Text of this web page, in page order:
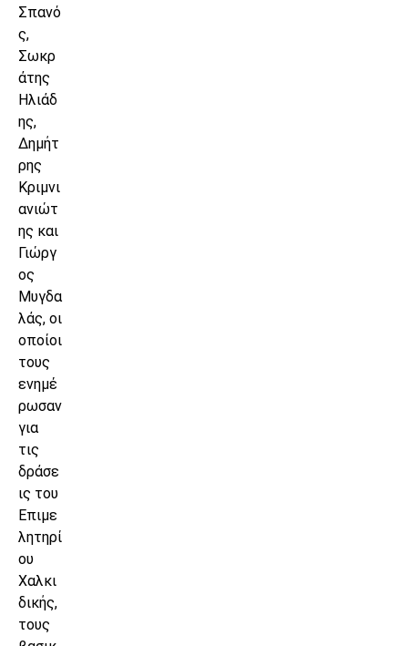
Σπανό
ς,
Σωκρ
άτης
Ηλιάδ
ης,
Δημήτ
ρης
Κριμνι
ανιώτ
ης και
Γιώργ
ος
Μυγδα
λάς, οι
οποίοι
τους
ενημέ
ρωσαν
για
τις
δράσε
ις του
Επιμε
λητηρί
ου
Χαλκι
δικής,
τους